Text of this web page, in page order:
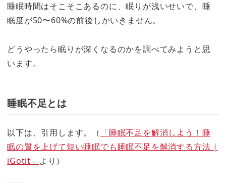
睡眠時間はそこそこあるのに、眠りが浅いせいで、睡
眠度が50〜60%の前後しかいきません。
どうやったら眠りが深くなるのかを調べてみようと思
います。
睡眠不足とは
以下は、引用します。（ 「睡眠不足を解消しよう！睡
眠の質を上げて短い睡眠でも睡眠不足を解消する方法 |
iGotit」 より）